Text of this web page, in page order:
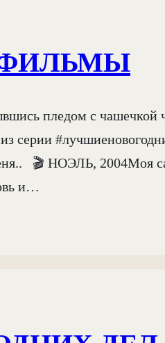
пледом с
серии
НОЭЛЬ, 2004Моя
и…